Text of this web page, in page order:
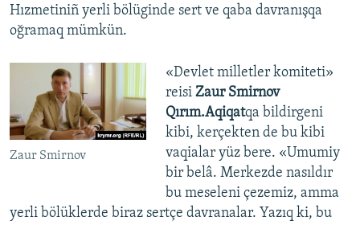
Hızmetiniñ yerli bölüginde sert ve qaba davranışqa
oğramaq mümkün.
Zaur Smirnov
«Devlet milletler komiteti»
reisi Zaur Smirnov
Qırım.Aqiqatqa bildirgeni
kibi, kerçekten de bu kibi
vaqialar yüz bere. «Umumiy
bir belâ. Merkezde nasıldır
bu meseleni çezemiz, amma
yerli bölüklerde biraz sertçe davranalar. Yazıq ki, bu